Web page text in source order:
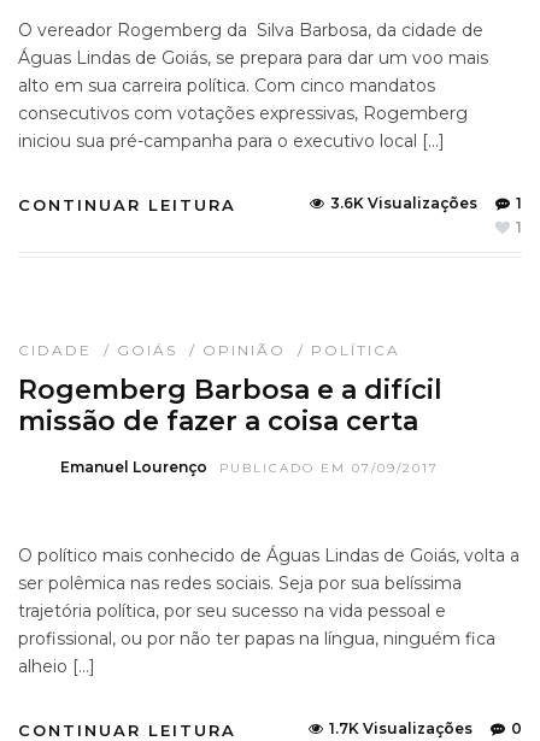
O vereador Rogemberg da Silva Barbosa, da cidade de
Águas Lindas de Goiás, se prepara para dar um voo mais
alto em sua carreira política. Com cinco mandatos
consecutivos com votações expressivas, Rogemberg
iniciou sua pré-campanha para o executivo local […]
CONTINUAR LEITURA 1
3.6K Visualizações
1
CIDADE / GOIÁS / OPINIÃO / POLÍTICA
Rogemberg Barbosa e a difícil
missão de fazer a coisa certa
Emanuel Lourenço PUBLICADO EM 07/09/2017
O político mais conhecido de Águas Lindas de Goiás, volta a
ser polêmica nas redes sociais. Seja por sua belíssima
trajetória política, por seu sucesso na vida pessoal e
profissional, ou por não ter papas na língua, ninguém fica
alheio […]
CONTINUAR LEITURA 0
1.7K Visualizações